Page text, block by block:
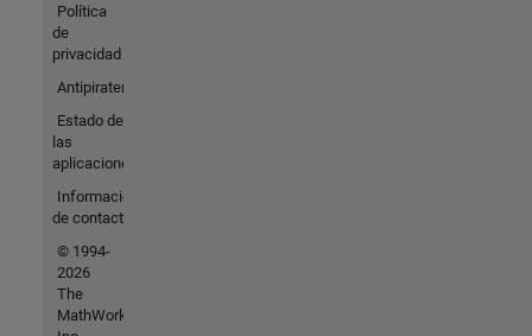
Política
de
privacidad
Antipiratería
Estado de
las
aplicaciones
Información
de contacto
© 1994-
2026
The
MathWorks,